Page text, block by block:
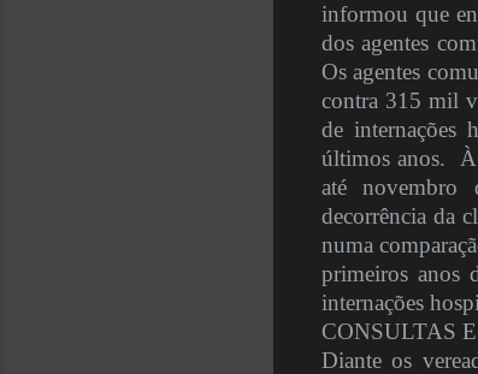
informou que
dos agentes
Os agentes
contra 315 mil
de internações
últimos anos.
até novembro
decorrência da
numa
primeiros anos
internações
CONSULTAS
Diante os